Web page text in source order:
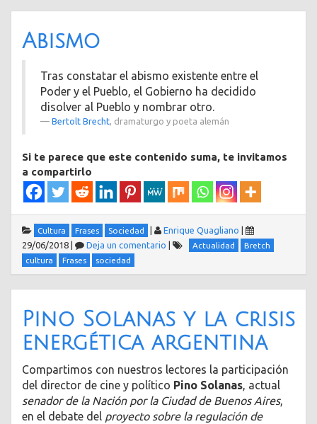
Abismo
Tras constatar el abismo existente entre el
Poder y el Pueblo, el Gobierno ha decidido
disolver al Pueblo y nombrar otro.
Bertolt Brecht , dramaturgo y poeta alemán
Si te parece que este contenido suma, te invitamos
a compartirlo
Cultura Frases Sociedad Enrique Quagliano
29/06/2018
Deja un comentario Actualidad
Bretch
cultura
Frases sociedad
Pino Solanas y la crisis
energética argentina
Compartimos con nuestros lectores la participación
del director de cine y político Pino Solanas, actual
senador de la Nación por la Ciudad de Buenos Aires,
en el debate del proyecto sobre la regulación de